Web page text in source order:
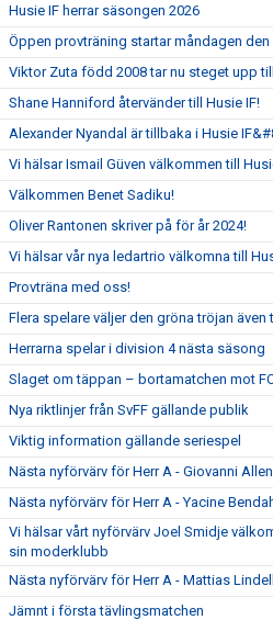
Husie IF herrar säsongen 2026
Öppen provträning startar måndagen den
Viktor Zuta född 2008 tar nu steget upp
Shane Hanniford återvänder till Husie IF!
Alexander Nyandal är tillbaka i Husie
Vi hälsar Ismail Güven välkommen till
Välkommen Benet Sadiku!
Oliver Rantonen skriver på för år 2024!
Vi hälsar vår nya ledartrio välkomna till
Provträna med oss!
Flera spelare väljer den gröna tröjan
Herrarna spelar i division 4 nästa säsong
Slaget om täppan – bortamatchen mot
Nya riktlinjer från SvFF gällande publik
Viktig information gällande seriespel
Nästa nyförvärv för Herr A - Giovanni
Nästa nyförvärv för Herr A - Yacine
Vi hälsar vårt nyförvärv Joel Smidje
sin moderklubb
Nästa nyförvärv för Herr A - Mattias Lindell
Jämnt i första tävlingsmatchen